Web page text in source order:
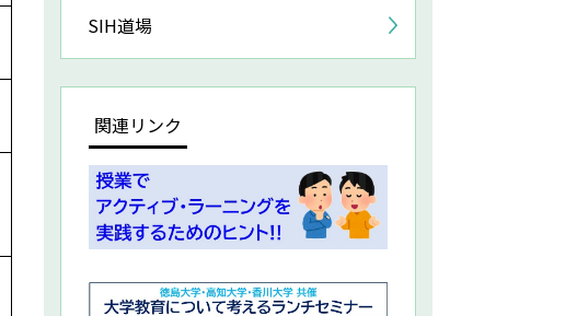
SIH道場
関連リンク